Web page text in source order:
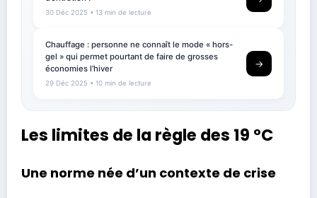
30 Déc 2025 • 13 min de lecture
Chauffage : personne ne connaît le mode « hors-
gel » qui permet pourtant de faire de grosses
économies l’hiver
29 Déc 2025 • 10 min de lecture
→
Les limites de la règle des 19 °C
Une norme née d’un contexte de crise